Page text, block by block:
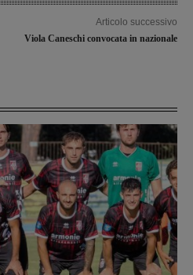
Articolo successivo
Viola Caneschi convocata in nazionale